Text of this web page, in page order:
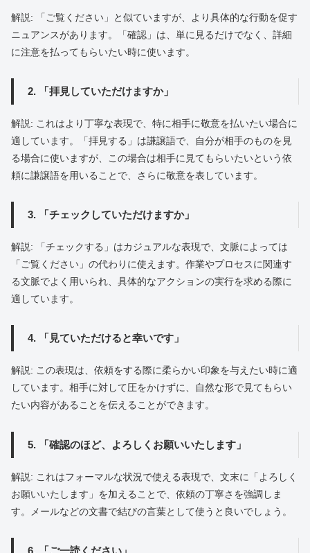
解説: 「ご覧ください」と似ていますが、より具体的な行動を促す
ニュアンスがあります。「確認」は、単に見るだけでなく、詳細
に注意を払ってもらいたい時に使います。
2. 「拝見していただけますか」
解説: これはより丁寧な表現で、特に相手に敬意を払いたい場合に
適しています。「拝見する」は謙譲語で、自分が相手のものを見
る場合に使いますが、この場合は相手に見てもらいたいという依
頼に謙譲語を用いることで、さらに敬意を表しています。
3. 「チェックしていただけますか」
解説: 「チェックする」はカジュアルな表現で、文脈によっては
「ご覧ください」の代わりに使えます。作業やプロセスに関連す
る文脈でよく用いられ、具体的なアクションの実行を求める際に
適しています。
4. 「見ていただけると幸いです」
解説: この表現は、依頼をする際に柔らかい印象を与えたい時に適
しています。相手に対して圧をかけずに、自然な形で見てもらい
たい内容があることを伝えることができます。
5. 「確認のほど、よろしくお願いいたします」
解説: これはフォーマルな状況で使える表現で、文末に「よろしく
お願いいたします」を加えることで、依頼の丁寧さを強調しま
す。メールなどの文書で結びの言葉として使うと良いでしょう。
6. 「ご一読ください」